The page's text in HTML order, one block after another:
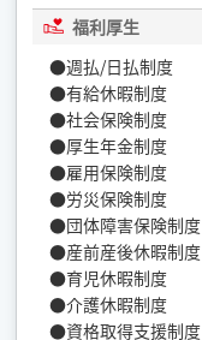
福利厚生
●週払/日払制度
●有給休暇制度
●社会保険制度
●厚生年金制度
●雇用保険制度
●労災保険制度
●団体障害保険制度
●産前産後休暇制度
●育児休暇制度
●介護休暇制度
●資格取得支援制度